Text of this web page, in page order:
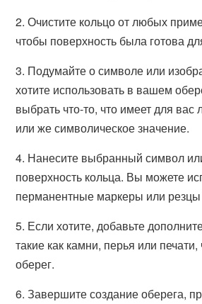
2. Очистите кольцо от любых
чтобы поверхность была готова
3. Подумайте о символе или
хотите использовать в вашем
выбрать что-то, что имеет для вас
или же символическое значение.
4. Нанесите выбранный символ
поверхность кольца. Вы можете
перманентные маркеры или резцы
5. Если хотите, добавьте
такие как камни, перья или
оберег.
6. Завершите создание оберега,